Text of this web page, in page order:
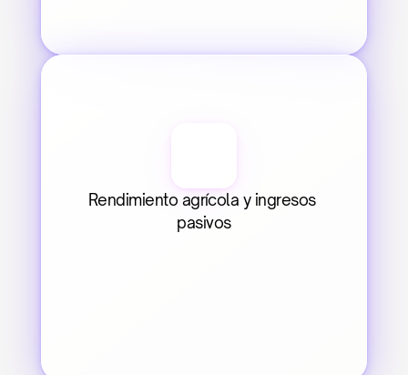
Rendimiento agrícola y ingresos
pasivos